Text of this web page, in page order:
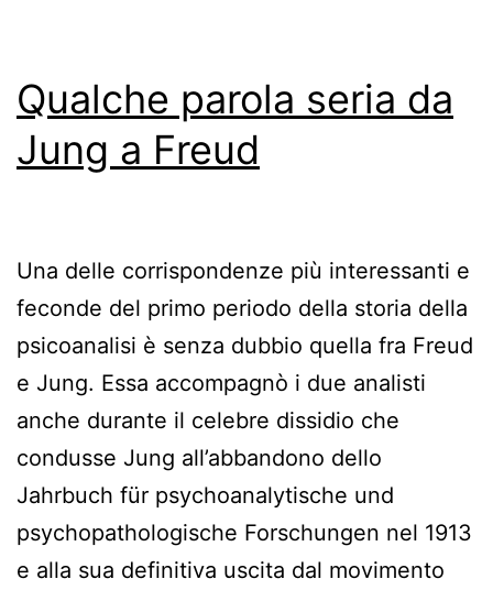
Qualche parola seria da
Jung a Freud
Una delle corrispondenze più interessanti e
feconde del primo periodo della storia della
psicoanalisi è senza dubbio quella fra Freud
e Jung. Essa accompagnò i due analisti
anche durante il celebre dissidio che
condusse Jung all’abbandono dello
Jahrbuch für psychoanalytische und
psychopathologische Forschungen nel 1913
e alla sua definitiva uscita dal movimento